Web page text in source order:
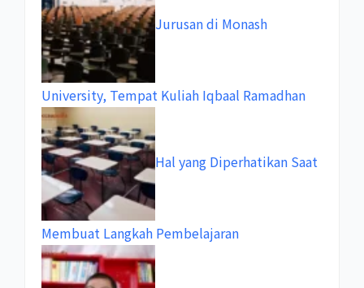
Jurusan di Monash
University, Tempat Kuliah Iqbaal Ramadhan
Hal yang Diperhatikan Saat
Membuat Langkah Pembelajaran